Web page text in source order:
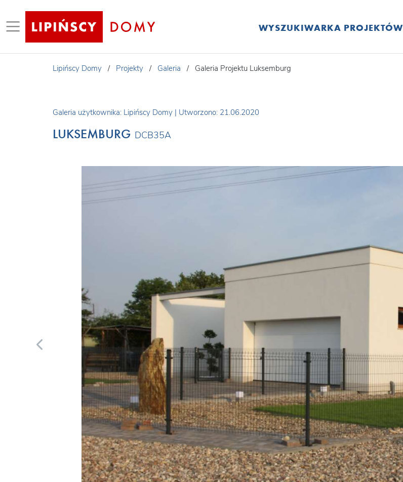
WYSZUKIWARKA PROJEKTÓW
Lipińscy Domy / Projekty / Galeria / Galeria Projektu Luksemburg
Galeria użytkownika: Lipińscy Domy | Utworzono: 21.06.2020
LUKSEMBURG DCB35A